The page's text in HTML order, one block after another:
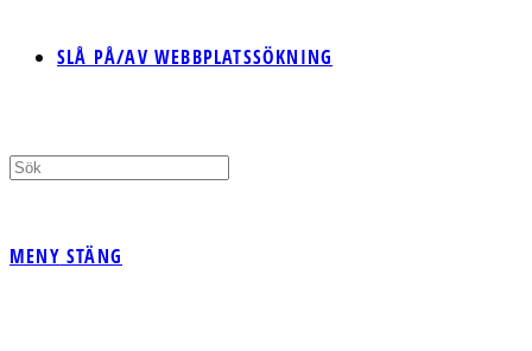
SLÅ PÅ/AV WEBBPLATSSÖKNING
MENY STÄNG